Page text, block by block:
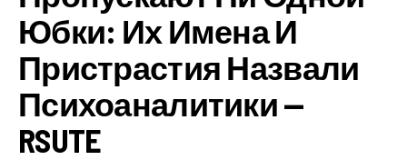
Юбки: Их Имена И
Пристрастия Назвали
Психоаналитики —
RSUTE